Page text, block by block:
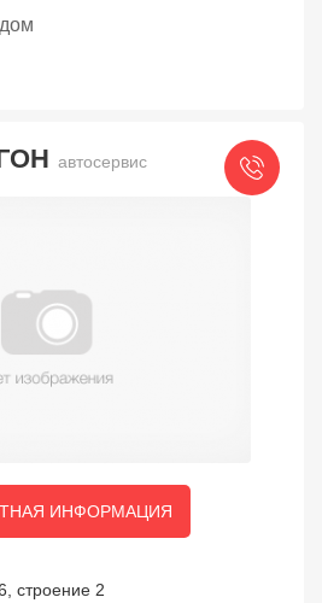
автосервис
ИНФОРМАЦИЯ
строение 2